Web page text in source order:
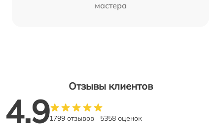
мастера
Отзывы клиентов
4.91799 отзывов 5358 оценок